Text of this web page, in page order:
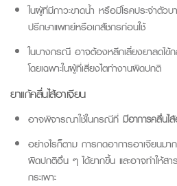
ในผู้ที่มีภาวะขาดน้ำ หรือมีโรคประจำตัว
ปรึกษาแพทย์หรือเภสัชกรก่อนใช้
ในบางกรณี อาจต้องหลีกเลี่ยงยาลดไข้
โดยเฉพาะในผู้ที่เสี่ยงไตทำงานผิดปกติ
ยาแก้คลื่นไส้อาเจียน
อาจพิจารณาใช้ในกรณีที่ มีอาการคลื่นไ
อย่างไรก็ตาม การกดอาการอาเจียนมา
ผิดปกติอื่น ๆ ได้ยากขึ้น และอาจทำให้ส
กระเพาะ